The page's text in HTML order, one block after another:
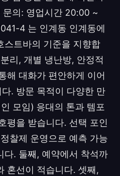
문의: 영업시간 20:00 ~
4 는 인계동 인계동에
스트바의 기준을 지향합
리, 개별 냉난방, 안정적
해 대화가 편안하게 이어
. 방문 목적이 다양한 만
모임) 응대의 톤과 템포
평을 받습니다. 선택 포인
찰제 운영으로 예측 가능
다. 둘째, 예약에서 착석까
혼선이 적습니다. 셋째,